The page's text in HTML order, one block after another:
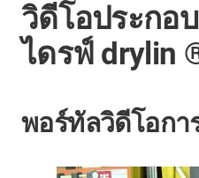
วิดีโอประกอ
ไดรฟ์ drylin
พอร์ทัลวิดีโอกา